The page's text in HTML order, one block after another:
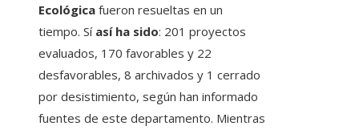
Ecológica fueron resueltas en un
tiempo. Sí así ha sido: 201 proyectos
evaluados, 170 favorables y 22
desfavorables, 8 archivados y 1 cerrado
por desistimiento, según han informado
fuentes de este departamento. Mientras